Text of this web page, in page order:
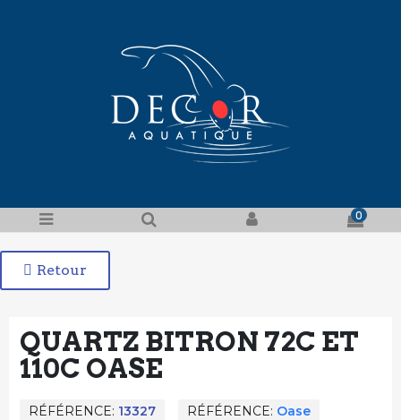
0
Retour
QUARTZ BITRON 72C ET
110C OASE
RÉFÉRENCE 13327 RÉFÉRENCE Oase